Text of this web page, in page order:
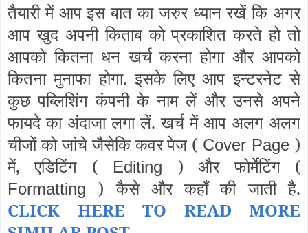
तैयारी में आप इस बात का जरुर ध्यान रखें कि अगर
आप खुद अपनी किताब को प्रकाशित करते हो तो
आपको कितना धन खर्च करना होगा और आपको
कितना मुनाफा होगा. इसके लिए आप इन्टरनेट से
कुछ पब्लिशिंग कंपनी के नाम लें और उनसे अपने
फायदे का अंदाजा लगा लें. खर्च में आप अलग अलग
चीजों को जांचे जैसेकि कवर पेज ( Cover Page)
में, एडिटिंग (Editing ) और फोर्मेटिंग (
Formatting) कैसे और कहाँ की जाती है.
CLICK HERE TO READ MORE